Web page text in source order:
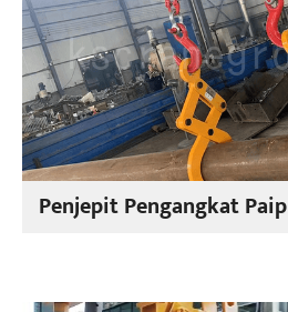
Penjepit Pengangkat Paip